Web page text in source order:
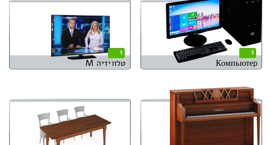
1
Компьютер
1
טלוויזיה M